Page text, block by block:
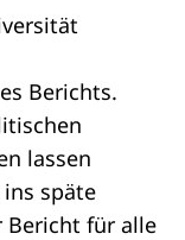
Berichts.
lassen
späte
Bericht für alle